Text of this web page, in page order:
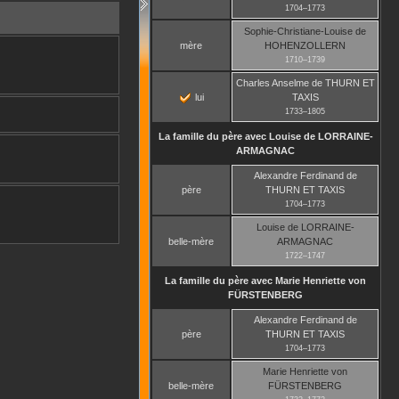
1704–1773
mère
Sophie-Christiane-Louise de
HOHENZOLLERN
1710–1739
lui
Charles Anselmede THURN ET
TAXIS
1733–1805
La famille du père avec Louisede LORRAINE-
ARMAGNAC
père
Alexandre Ferdinandde
THURN ET TAXIS
1704–1773
belle-mère
Louisede LORRAINE-
ARMAGNAC
1722–1747
La famille du père avec Marie Henriette von
FÜRSTENBERG
père
Alexandre Ferdinandde
THURN ET TAXIS
1704–1773
belle-mère
Marie Henriette von
FÜRSTENBERG